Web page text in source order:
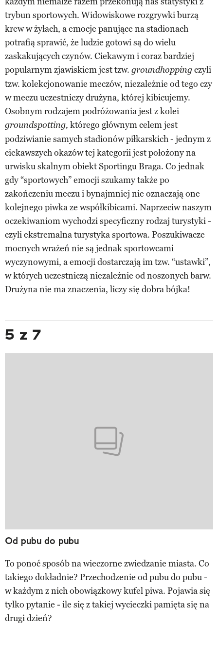
trybun sportowych. Widowiskowe rozgrywki burzą
krew w żyłach, a emocje panujące na stadionach
potrafią sprawić, że ludzie gotowi są do wielu
zaskakujących czynów. Ciekawym i coraz bardziej
popularnym zjawiskiem jest tzw. groundhoppingczyli
tzw. kolekcjonowanie meczów, niezależnie od tego czy
w meczu uczestniczy drużyna, której kibicujemy.
Osobnym rodzajem podróżowania jest z kolei
groundspotting, którego głównym celem jest
podziwianie samych stadionów piłkarskich - jednym z
ciekawszych okazów tej kategorii jest położony na
urwisku skalnym obiekt Sportingu Braga. Co jednak
gdy “sportowych” emocji szukamy także po
zakończeniu meczu i bynajmniej nie oznaczają one
kolejnego piwka ze współkibicami. Naprzeciw naszym
oczekiwaniom wychodzi specyficzny rodzaj turystyki -
czyli ekstremalna turystyka sportowa. Poszukiwacze
mocnych wrażeń nie są jednak sportowcami
wyczynowymi, a emocji dostarczają im tzw. “ustawki”,
w których uczestniczą niezależnie od noszonych barw.
Drużyna nie ma znaczenia, liczy się dobra bójka!
5 z 7
Od pubu do pubu
To ponoć sposób na wieczorne zwiedzanie miasta. Co
takiego dokładnie? Przechodzenie od pubu do pubu -
w każdym z nich obowiązkowy kufel piwa. Pojawia się
tylko pytanie - ile się z takiej wycieczki pamięta się na
drugi dzień?